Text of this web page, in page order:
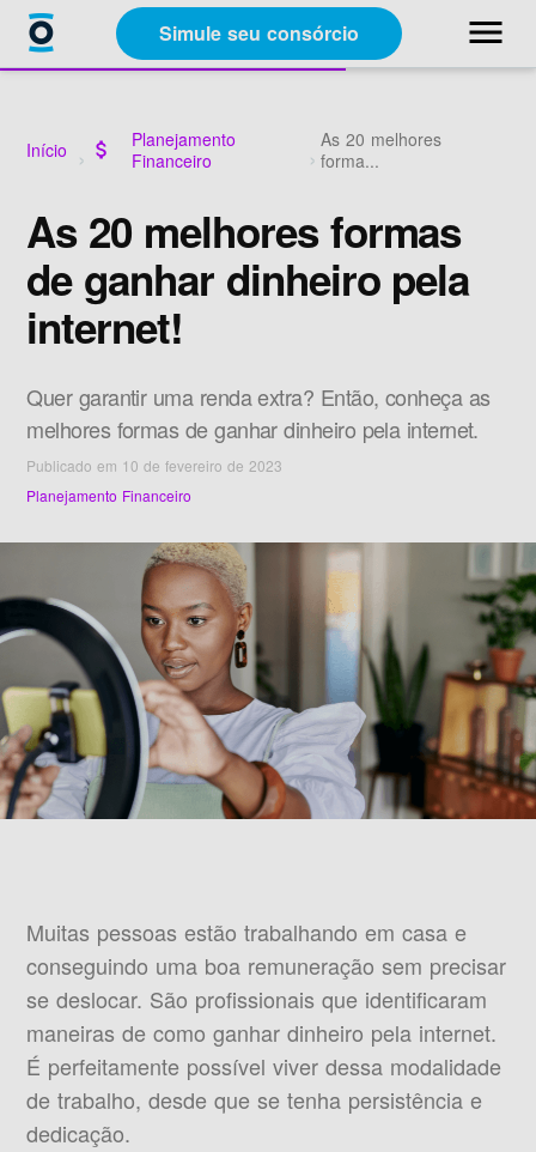
Simule seu consórcio menu
close
Categorias
Materiais Gratuitos
Sobre a Racon
Simule seu consórcio
Início attach_money
Planejamento
Financeiro
As 20 melhores
forma...
As 20 melhores formas
de ganhar dinheiro pela
internet!
Quer garantir uma renda extra? Então, conheça as
melhores formas de ganhar dinheiro pela internet.
Publicado em 10 de fevereiro de 2023
Planejamento Financeiro
Muitas pessoas estão trabalhando em casa e
conseguindo uma boa remuneração sem precisar
se deslocar. São profissionais que identificaram
maneiras de como ganhar dinheiro pela internet.
É perfeitamente possível viver dessa modalidade
de trabalho, desde que se tenha persistência e
dedicação.